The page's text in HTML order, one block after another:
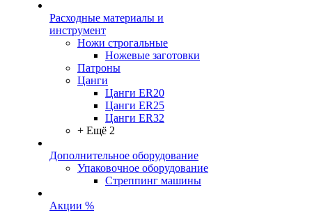
Расходные материалы и
инструмент
Ножи строгальные
Ножевые заготовки
Патроны
Цанги
Цанги ER20
Цанги ER25
Цанги ER32
+ Ещё 2
Дополнительное оборудование
Упаковочное оборудование
Стреппинг машины
Акции %